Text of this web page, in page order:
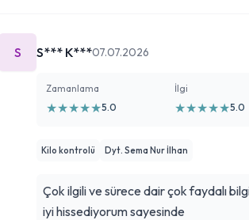
S S*** K***07.07.2026
Zamanlama
★★★★★5.0
İlgi
★★★★★5.0
Kilo kontrolü Dyt. Sema Nur İlhan
Çok ilgili ve sürece dair çok faydalı
iyi hissediyorum sayesinde